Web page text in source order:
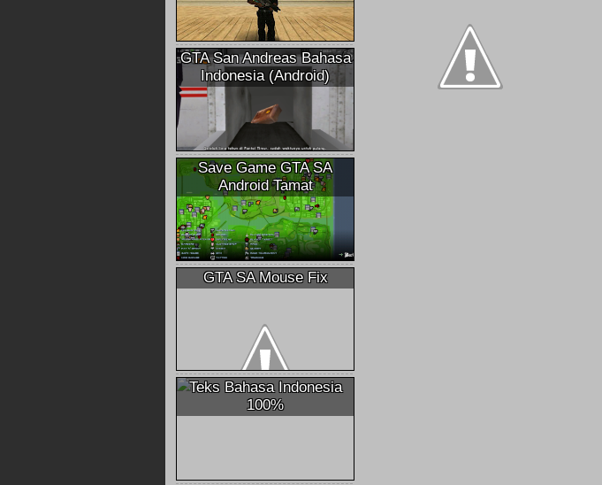
GTA San Andreas Bahasa
Indonesia (Android)
Save Game GTA SA
Android Tamat
GTA SA Mouse Fix
Teks Bahasa Indonesia
100%